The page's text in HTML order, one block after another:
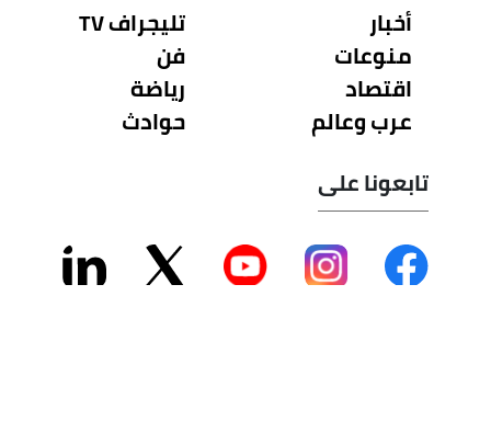
أخبار
منوعات
اقتصاد
عرب وعالم
تليجراف TV
فن
رياضة
حوادث
تابعونا على